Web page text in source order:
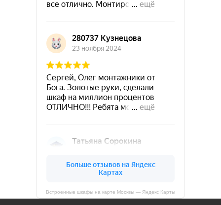
Встроенные шкафы на карте Москвы — Яндекс Карты